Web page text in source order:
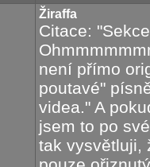
Žiraffa
Citace:
není přímo
poutavé"
videa." A
jsem to po
tak vysvětluji,